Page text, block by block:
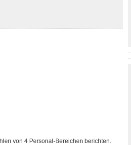
von 4 Personal-Bereichen berichten.